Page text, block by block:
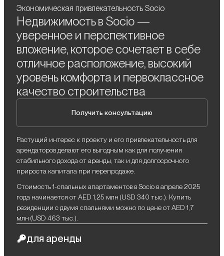
Экономическая привлекательность Socio
Недвижимость в Socio —
уверенное и перспективное
вложение, которое сочетает в себе
отличное расположение, высокий
уровень комфорта и первоклассное
качество строительства
Получить консультацию
Растущий интерес к проекту и его привлекательность для
арендаторов делают его выгодным как для получения
стабильного дохода от аренды, так и для долгосрочного
прироста капитала при перепродаже.
Стоимость 1-спальных апартаментов в Socio в апреле 2025
года начинается от AED 1,25 млн (USD 340 тыс.). Купить
резиденции с двумя спальнями можно по цене от AED 1,7
млн (USD 463 тыс.).
для аренды